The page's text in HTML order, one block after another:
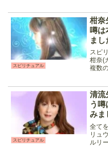
をハ
り...
スピリチュアル
柑奈
噂は
まし
スピ
柑奈(
複数
い、
た鑑
スピリチュアル
清流
う噂
みま
全て
リュ
ルリ